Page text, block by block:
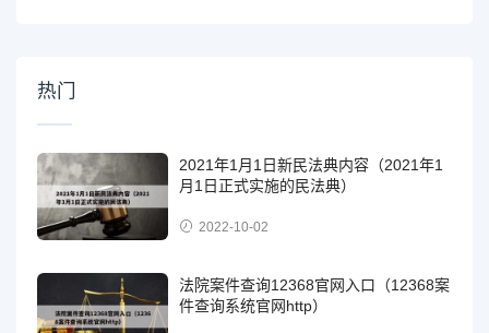
热门
2021年1月1日新民法典内容（2021年1
月1日正式实施的民法典）
2022-10-02
法院案件查询12368官网入口（12368案
件查询系统官网http）